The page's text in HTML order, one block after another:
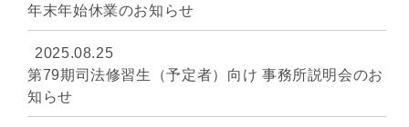
年末年始休業のお知らせ
2025.08.25
第79期司法修習生（予定者）向け 事務所説明会のお
知らせ